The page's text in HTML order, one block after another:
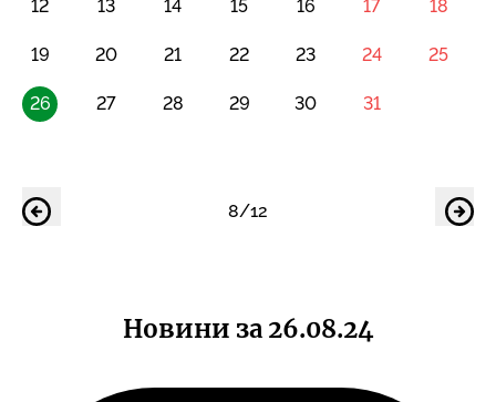
12 13 14 15 16 17 18
19 20 21 22 23 24 25
26 27 28 29 30 31
8/12
Новини за 26.08.24